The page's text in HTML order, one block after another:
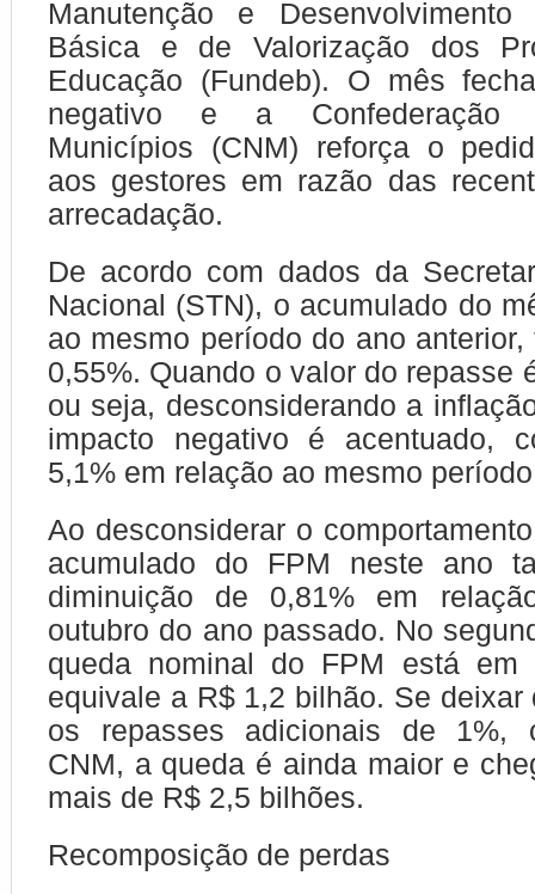
Manutenção e
Básica e de Valorização dos
Educação (Fundeb). O mês
negativo e a Confederação
Municípios (CNM) reforça o
aos gestores em razão das
arrecadação.
De acordo com dados da
Nacional (STN), o acumulado do
ao mesmo período do ano
0,55%. Quando o valor do repasse
ou seja, desconsiderando a
impacto negativo é acentuado,
5,1% em relação ao mesmo
Ao desconsiderar o
acumulado do FPM neste ano
diminuição de 0,81% em
outubro do ano passado. No
queda nominal do FPM está em
equivale a R$ 1,2 bilhão. Se deixar
os repasses adicionais de 1%,
CNM, a queda é ainda maior e
mais de R$ 2,5 bilhões.
Recomposição de perdas